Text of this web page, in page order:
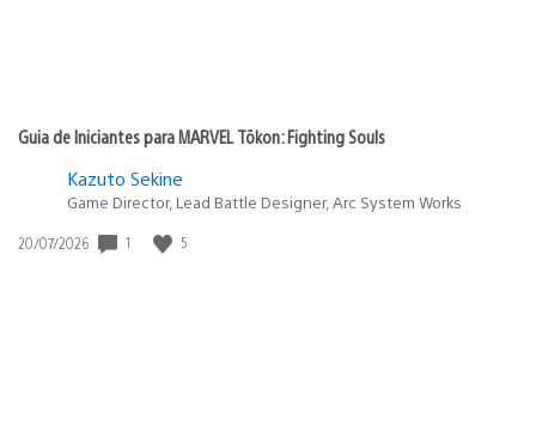
Guia de Iniciantes para MARVEL Tōkon: Fighting Souls
Kazuto Sekine
Game Director, Lead Battle Designer, Arc System Works
Data
20/07/2026 1 5